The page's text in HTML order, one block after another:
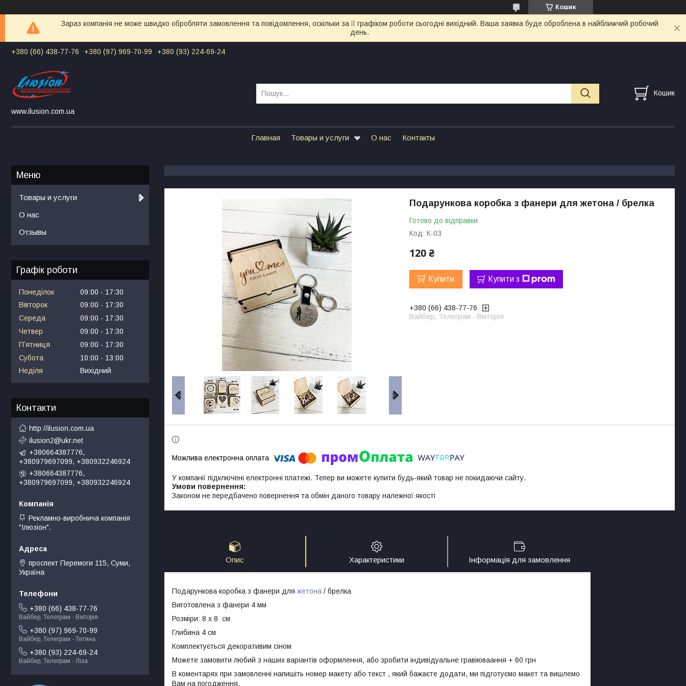
Кошик
Зараз компанія не може швидко обробляти замовлення та повідомлення, оскільки за її графіком роботи сьогодні вихідний. Ваша заявка буде оброблена в найближчий робочий
день.
+380 (66) 438-77-76 +380 (97) 969-70-99 +380 (93) 224-69-24
www.ilusion.com.ua
Кошик
Главная Товары и услуги О нас Контакты
Подарункова коробка з фанери для жетона / брелка
Готово до відправки
Код: К-03
120 ₴
Купити Купити з
+380 (66) 438-77-76
Вайбер, Телеграм - Вікторія
У компанії підключені електронні платежі. Тепер ви можете купити будь-який товар не покидаючи сайту.
Законом не передбачено повернення та обмін даного товару належної якості
Опис Характеристики Інформація для замовлення
Подарункова коробка з фанери для жетона / брелка
Виготовлена з фанери 4 мм
Розміри: 8 х 8 см
Глибина 4 см
Комплектується декоративим сіном
Можете замовити любий з наших варіантів оформлення, або зробити індивідуальне гравіюваання + 60 грн
В коментарях при замовленні напишіть номер макету або текст , який бажаєте додати, ми підготуємо макет та вишлемо
Вам на погодження.
Товары и услуги
О нас
Отзывы
Графік роботи
Понеділок 09:00
17:30
Вівторок
09:00
17:30
Середа
09:00
17:30
Четвер
09:00
17:30
Пʼятниця
09:00
17:30
Субота
10:00
13:00
Неділя
Вихідний
Контакти
http://ilusion.com.ua
ilusion2@ukr.net
+380664387776,
+380979697099, +380932246924
+380664387776,
+380979697099, +380932246924
Рекламно-виробнича компанія
"Ілюзіон".
проспект Перемоги 115, Суми,
Україна
+380 (66) 438-77-76
Вайбер, Телеграм - Вікторія
+380 (97) 969-70-99
Вайбер, Телеграм - Тетяна
+380 (93) 224-69-24
Вайбер, Телеграм - Ліза